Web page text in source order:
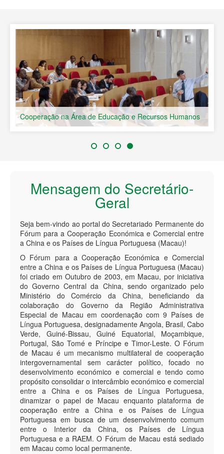
Cooperação na Área de Educação e Recursos Humanos
Mensagem do Secretário-
Geral
Seja bem-vindo ao portal do Secretariado Permanente do
Fórum para a Cooperação Económica e Comercial entre
a China e os Países de Língua Portuguesa (Macau)!
O Fórum para a Cooperação Económica e Comercial
entre a China e os Países de Língua Portuguesa (Macau)
foi criado em Outubro de 2003, em Macau, por iniciativa
do Governo Central da China, sendo organizado pelo
Ministério do Comércio da China, beneficiando da
colaboração do Governo da Região Administrativa
Especial de Macau em coordenação com 9 Países de
Língua Portuguesa, designadamente Angola, Brasil, Cabo
Verde, Guiné-Bissau, Guiné Equatorial, Moçambique,
Portugal, São Tomé e Príncipe e Timor-Leste. O Fórum
de Macau é um mecanismo multilateral de cooperação
intergovernamental sem carácter político, focado no
desenvolvimento económico e comercial e tendo como
propósito consolidar o intercâmbio económico e comercial
entre a China e os Países de Língua Portuguesa,
dinamizar o papel de Macau enquanto plataforma de
cooperação entre a China e os Países de Língua
Portuguesa em busca de um desenvolvimento comum
entre o Interior da China, os Países de Língua
Portuguesa e a RAEM. O Fórum de Macau está sediado
em Macau como local permanente.